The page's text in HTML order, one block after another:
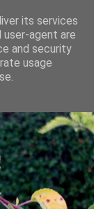
its services
user-agent are
and security
usage